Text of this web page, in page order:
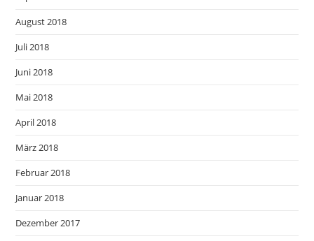
August 2018
Juli 2018
Juni 2018
Mai 2018
April 2018
März 2018
Februar 2018
Januar 2018
Dezember 2017